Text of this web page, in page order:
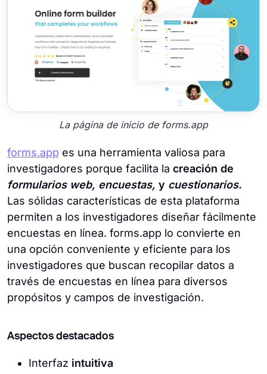
La página de inicio de forms.app
forms.app es una herramienta valiosa para
investigadores porque facilita la creación de
formularios web, encuestas, y cuestionarios.
Las sólidas características de esta plataforma
permiten a los investigadores diseñar fácilmente
encuestas en línea. forms.app lo convierte en
una opción conveniente y eficiente para los
investigadores que buscan recopilar datos a
través de encuestas en línea para diversos
propósitos y campos de investigación.
Aspectos destacados
Interfaz intuitiva